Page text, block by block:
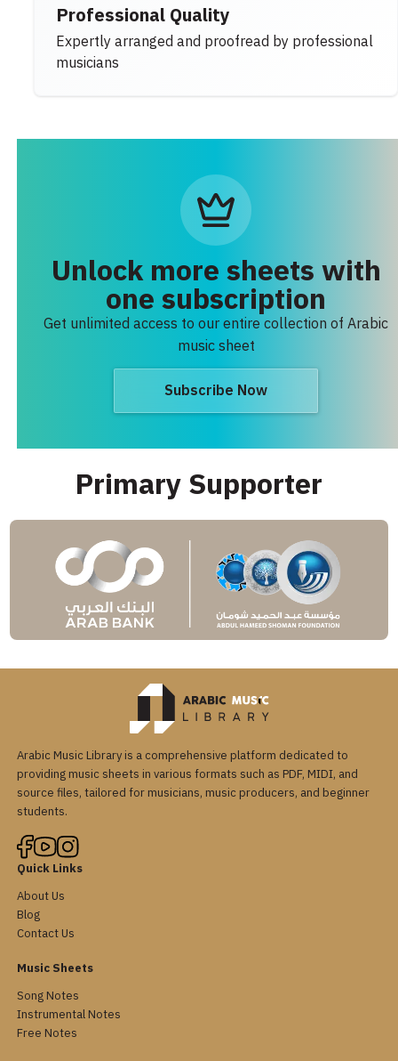
Professional Quality
Expertly arranged and proofread by professional
musicians
Unlock more sheets with
one subscription
Get unlimited access to our entire collection of Arabic
music sheet
Subscribe Now
Primary Supporter
Arabic Music Library is a comprehensive platform dedicated to
providing music sheets in various formats such as PDF, MIDI, and
source files, tailored for musicians, music producers, and beginner
students.
Quick Links
About Us
Blog
Contact Us
Music Sheets
Song Notes
Instrumental Notes
Free Notes